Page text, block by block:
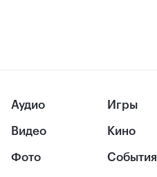
Аудио
Видео
Фото
Игры
Кино
События